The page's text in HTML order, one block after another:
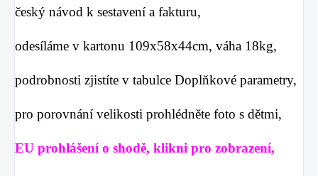
český návod k sestavení a fakturu,
odesíláme v kartonu 109x58x44cm, váha 18kg,
podrobnosti zjistíte v tabulce Doplňkové parametry,
pro porovnání velikosti prohlédněte foto s dětmi,
EU prohlášení o shodě, klikni pro zobrazení,